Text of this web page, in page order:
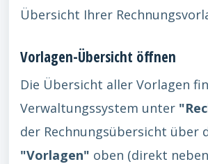
Übersicht Ihrer
Vorlagen-Übersicht öffnen
Die Übersicht aller Vorlagen
Verwaltungssystem unter
der Rechnungsübersicht über
"Vorlagen" oben (direkt